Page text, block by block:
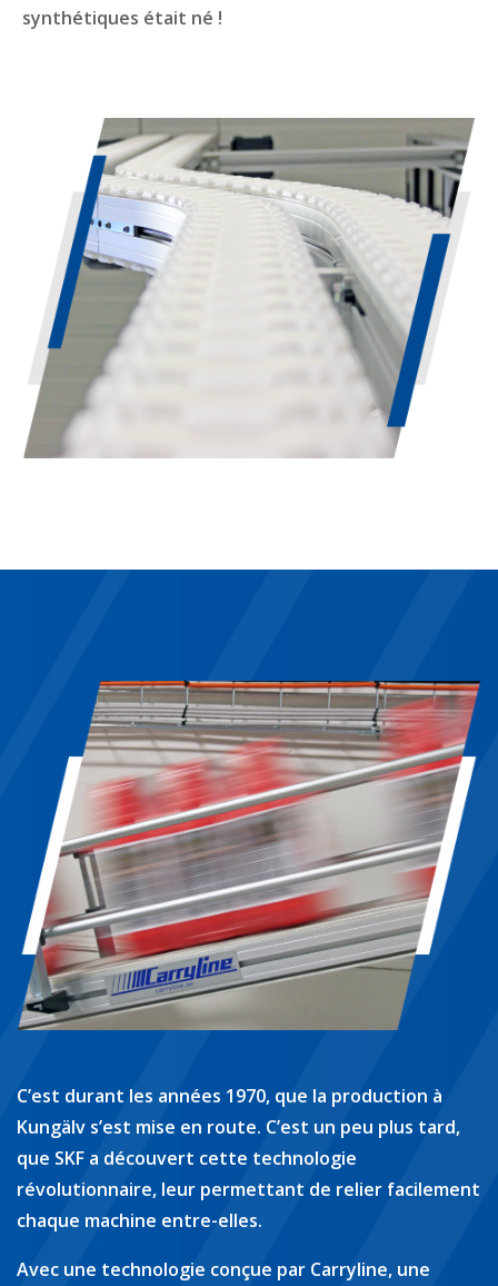
synthétiques était né !
C’est durant les années 1970, que la production à
Kungälv s’est mise en route. C’est un peu plus tard,
que SKF a découvert cette technologie
révolutionnaire, leur permettant de relier facilement
chaque machine entre-elles.
Avec une technologie conçue par Carryline, une